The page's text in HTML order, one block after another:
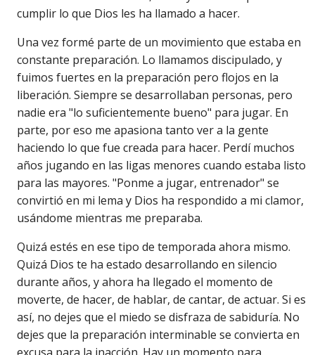
cumplir lo que Dios les ha llamado a hacer.
Una vez formé parte de un movimiento que estaba en
constante preparación. Lo llamamos discipulado, y
fuimos fuertes en la preparación pero flojos en la
liberación. Siempre se desarrollaban personas, pero
nadie era "lo suficientemente bueno" para jugar. En
parte, por eso me apasiona tanto ver a la gente
haciendo lo que fue creada para hacer. Perdí muchos
años jugando en las ligas menores cuando estaba listo
para las mayores. "Ponme a jugar, entrenador" se
convirtió en mi lema y Dios ha respondido a mi clamor,
usándome mientras me preparaba.
Quizá estés en ese tipo de temporada ahora mismo.
Quizá Dios te ha estado desarrollando en silencio
durante años, y ahora ha llegado el momento de
moverte, de hacer, de hablar, de cantar, de actuar. Si es
así, no dejes que el miedo se disfraza de sabiduría. No
dejes que la preparación interminable se convierta en